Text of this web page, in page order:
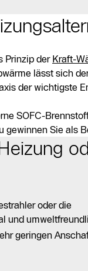
Prinzip der Kraft-
lässt sich
der wichtigste
SOFC-
Sie als
oder die
und
geringen